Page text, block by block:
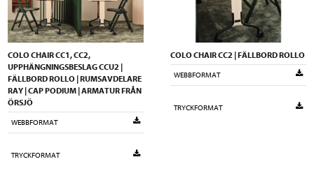
COLO CHAIR CC1, CC2,
UPPHÄNGNINGSBESLAG CCU2 |
FÄLLBORD ROLLO | RUMSAVDELARE
RAY | CAP PODIUM | ARMATUR FRÅN
ÖRSJÖ
WEBBFORMAT
TRYCKFORMAT
COLO CHAIR CC2 | FÄLLBORD ROLLO
WEBBFORMAT
TRYCKFORMAT